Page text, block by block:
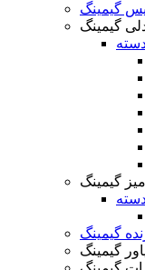
گیمینگ
گیمینگ
میز گیمینگ
گیمینگ
گیمینگ